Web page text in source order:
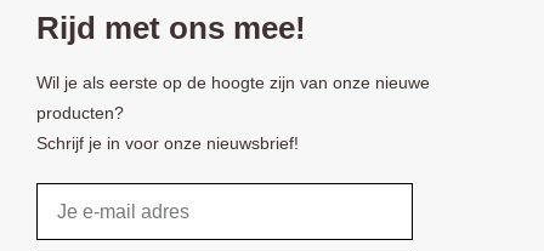
Rijd met ons mee!
Wil je als eerste op de hoogte zijn van onze nieuwe
producten?
Schrijf je in voor onze nieuwsbrief!